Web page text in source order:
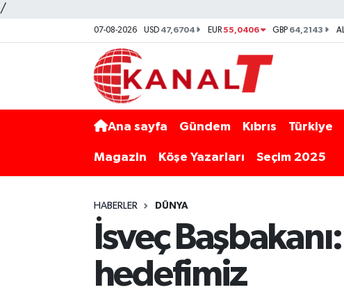
/
07-08-2026 USD 47,6704 EUR55,0406 GBP 64,2143
Ana sayfa Gündem Kıbrıs Türkiye
Magazin Köşe Yazarları Seçim 2025
HABERLER DÜNYA
İsveç
hedefimiz